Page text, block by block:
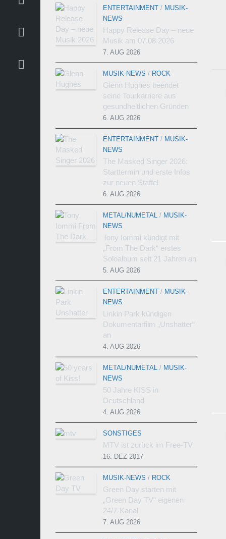
ENTERTAINMENT / MUSIK-
NEWS
Happy Release Day – neue
Musik am 07.08.2026
7. AUG 2026
MUSIK-NEWS / ROCK
Glenn Hughes beendet
seine Tourkarriere aus
gesundheitlichen Gründen
6. AUG 2026
ENTERTAINMENT / MUSIK-
NEWS
The Masked Singer 2026:
Starttermin und erste Infos
zur neuen Staffel
6. AUG 2026
METAL/NUMETAL / MUSIK-
NEWS
Tony Iommi kündigt mit
„From The Dark“ erstes
Soloalbum seit 21 Jahren an
5. AUG 2026
ENTERTAINMENT / MUSIK-
NEWS
Linkin Park kündigen
Dokumentarfilm „Unshatter“
an
4. AUG 2026
METAL/NUMETAL / MUSIK-
NEWS
50 Jahre KISS in
Deutschland
4. AUG 2026
SONSTIGES
MTV ist zurück im Free-TV
16. DEZ 2017
MUSIK-NEWS / ROCK
Green Day starten mit
„Green Day TV“ eigenen
24/7-Kanal
7. AUG 2026